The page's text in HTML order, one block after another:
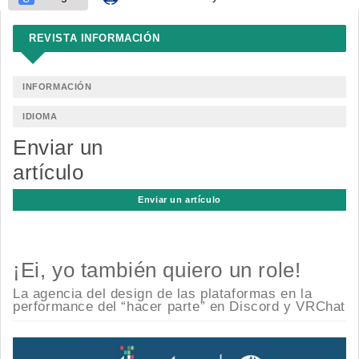
REVISTA INFORMACIÓN
INFORMACIÓN
IDIOMA
Enviar un
artículo
Enviar un artículo
¡Ei, yo también quiero un role!
La agencia del design de las plataformas en la
performance del “hacer parte” en Discord y VRChat